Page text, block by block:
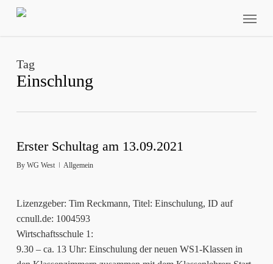
Skip
Tag
Einschlung
Erster Schultag am 13.09.2021
By WG West Allgemein
Lizenzgeber: Tim Reckmann, Titel: Einschulung, ID auf
ccnull.de: 1004593
Wirtschaftsschule 1:
9.30 – ca. 13 Uhr: Einschulung der neuen WS1-Klassen in